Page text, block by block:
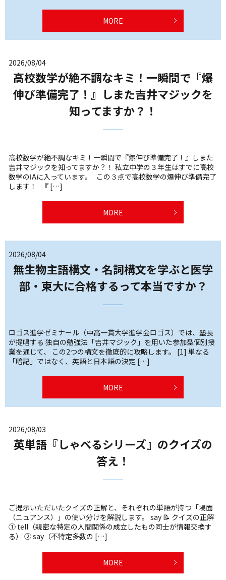
MORE
2026/08/04
高校数学が絶不調なキミ！一瞬間で『爆
伸び準備完了！』しまた吉井マジックを
知ってますか？！
高校数学が絶不調なキミ！一瞬間で『爆伸び準備完了！』しまた
吉井マジックを知ってますか？！ 私立中学の３年生はすでに高校
数学のⅠAに入っています。 この３点で高校数学の爆伸び準備完了
します！ 『 […]
MORE
2026/08/04
無生物主語構文・名詞構文を学ぶと医学
部・東大に合格するって本当ですか？
ロゴス進学ゼミナール（中高一貫大学進学会ロゴス）では、塾長
が提唱する 独自の勉強法「吉井マジック」を用いた参加型個別授
業を通じて、 この2つの構文を徹底的に攻略します。 [1] 単なる
「暗記」ではなく、英語と日本語の決定 […]
MORE
2026/08/03
英単語『しゃべるシリーズ』のクイズの
答え！
ご提示いただいたクイズの正解と、それぞれの単語が持つ「場面
（ニュアンス）」の使い分けを解説します。 say 📝 クイズの正解
① tell（親密な特定の人間関係の成立したもの同士が情報交換す
る） ② say（不特定多数の […]
MORE